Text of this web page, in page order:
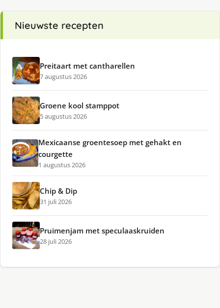
Nieuwste recepten
Preitaart met cantharellen
7 augustus 2026
Groene kool stamppot
5 augustus 2026
Mexicaanse groentesoep met gehakt en
courgette
1 augustus 2026
Chip & Dip
31 juli 2026
Pruimenjam met speculaaskruiden
28 juli 2026